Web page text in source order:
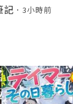
記 3小時前